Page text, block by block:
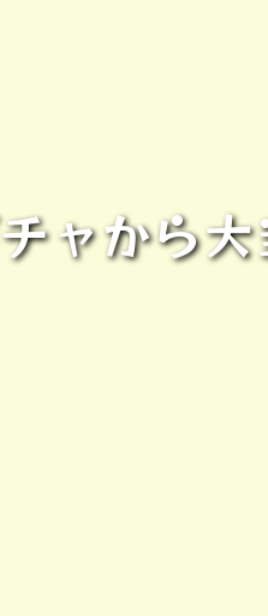
ャから